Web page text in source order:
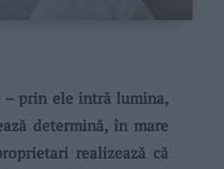
– prin ele intră lumina,
determină, în mare
realizează că